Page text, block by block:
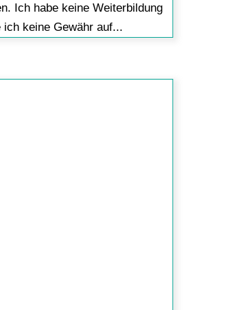
Ich habe keine Weiterbildung
keine Gewähr auf...